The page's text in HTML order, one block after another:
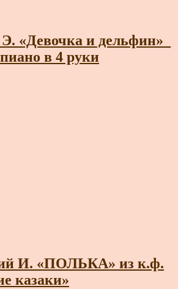
«Девочка и дельфин»_
в 4 руки
И. «ПОЛЬКА» из к.ф.
казаки»